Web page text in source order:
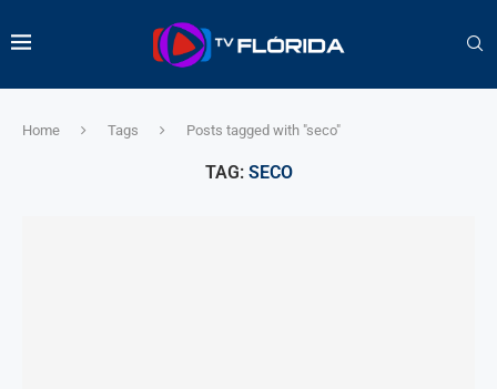
Home Tags Posts tagged with "seco"
TAG: SECO